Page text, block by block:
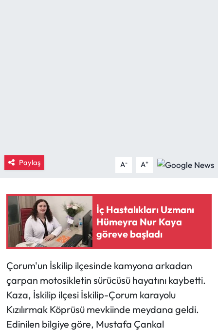
Paylaş A- A+
İç Hastalıkları Uzmanı
Hümeyra Nur Kaya
göreve başladı
Çorum'un İskilip ilçesinde kamyona arkadan
çarpan motosikletin sürücüsü hayatını kaybetti.
Kaza, İskilip ilçesi İskilip-Çorum karayolu
Kızılırmak Köprüsü mevkiinde meydana geldi.
Edinilen bilgiye göre, Mustafa Çankal
Kültür Sanat
Magazin
Mecitözü Haberleri
Oğuzlar Haberleri
Ortaköy Haberleri
Osmancık Haberleri